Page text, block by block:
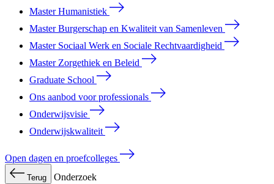
Master Humanistiek
Master Burgerschap en Kwaliteit van Samenleven
Master Sociaal Werk en Sociale Rechtvaardigheid
Master Zorgethiek en Beleid
Graduate School
Ons aanbod voor professionals
Onderwijsvisie
Onderwijskwaliteit
Open dagen en proefcolleges
Terug Onderzoek